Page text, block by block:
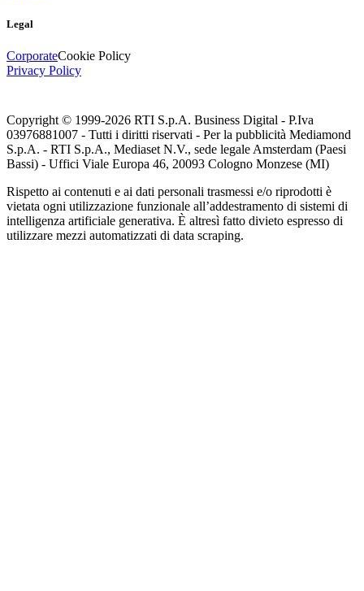
Legal
CorporateCookie Policy
Privacy Policy
Copyright © 1999-2026 RTI S.p.A. Business Digital - P.Iva
03976881007 - Tutti i diritti riservati - Per la pubblicità Mediamond
S.p.A. - RTI S.p.A., Mediaset N.V., sede legale Amsterdam (Paesi
Bassi) - Uffici Viale Europa 46, 20093 Cologno Monzese (MI)
Rispetto ai contenuti e ai dati personali trasmessi e/o riprodotti è
vietata ogni utilizzazione funzionale all’addestramento di sistemi di
intelligenza artificiale generativa. È altresì fatto divieto espresso di
utilizzare mezzi automatizzati di data scraping.